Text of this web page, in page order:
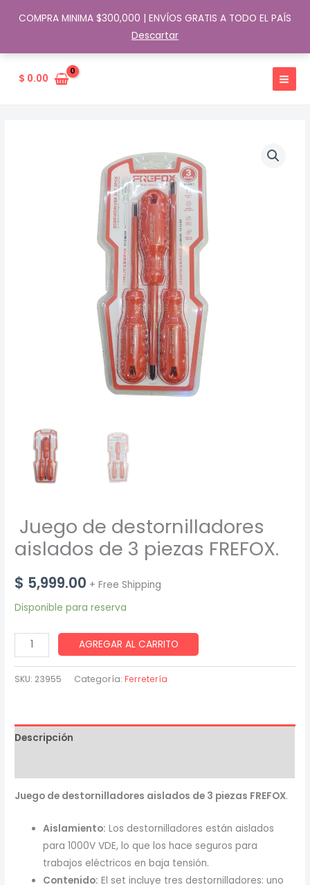
COMPRA MINIMA $300,000 | ENVÍOS GRATIS A TODO EL PAÍS
Descartar
$ 0.00
Juego de destornilladores
aislados de 3 piezas FREFOX.
$ 5,999.00 + Free Shipping
Disponible para reserva
Juego
de
destornilladores
3
piezas
cantidad
AGREGAR AL CARRITO
SKU: 23955 Categoría:Ferretería
Descripción
Juego de destornilladores aislados de 3 piezas FREFOX.
Aislamiento: Los destornilladores están aislados
para 1000V VDE, lo que los hace seguros para
trabajos eléctricos en baja tensión.
Contenido: El set incluye tres destornilladores: uno